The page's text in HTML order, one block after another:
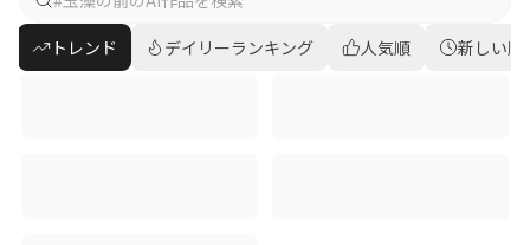
トレンド デイリーランキング 人気順 新しい順